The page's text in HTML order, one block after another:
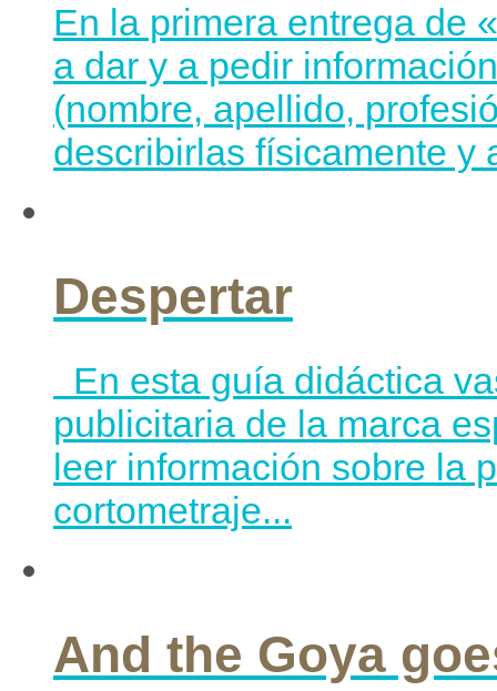
En la primera entrega de
a dar y a pedir
(nombre, apellido,
describirlas físicamente y
Despertar
En esta guía didáctica
publicitaria de la marca
leer información sobre la
cortometraje...
And the Goya